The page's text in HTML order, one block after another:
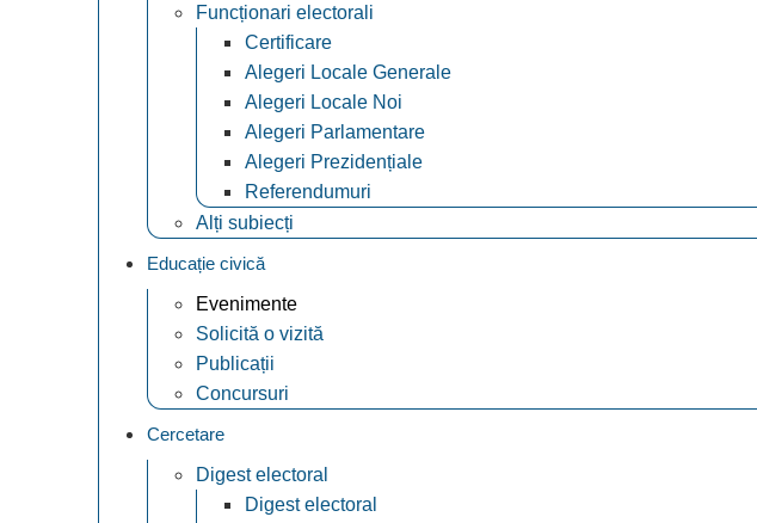
Funcționari electorali
Certificare
Alegeri Locale Generale
Alegeri Locale Noi
Alegeri Parlamentare
Alegeri Prezidențiale
Referendumuri
Alți subiecți
Educație civică
Evenimente
Solicită o vizită
Publicații
Concursuri
Cercetare
Digest electoral
Digest electoral